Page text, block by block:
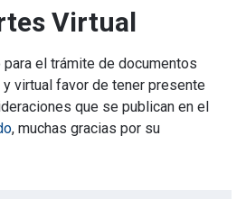
Virtual
para el trámite de documentos
virtual favor de tener presente
que se publican en el
, muchas gracias por su